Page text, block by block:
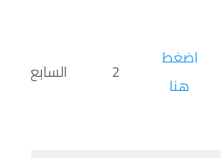
اضغط
هنا
2 السابع